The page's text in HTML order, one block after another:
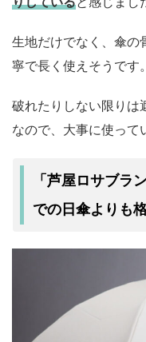
生地だけでなく、傘の
寧で長く使えそうです。
破れたりしない限りは
なので、大事に使っ
「芦屋ロサブラ
での日傘よりも